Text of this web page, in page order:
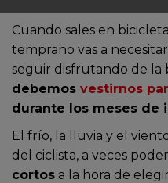
Cuando sales en
temprano vas a
seguir disfrutando de la
debemos vestirnos
durante los meses de
El frío, la lluvia y el
del ciclista, a veces
cortos a la hora de